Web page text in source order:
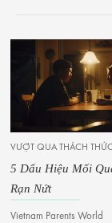
VƯỢT QUA THÁCH THỨC
5 Dấu Hiệu Mối
Rạn Nứt
Vietnam Parents World